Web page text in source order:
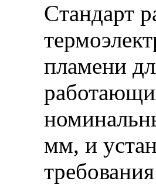
Cтандарт
пламени
мм, и